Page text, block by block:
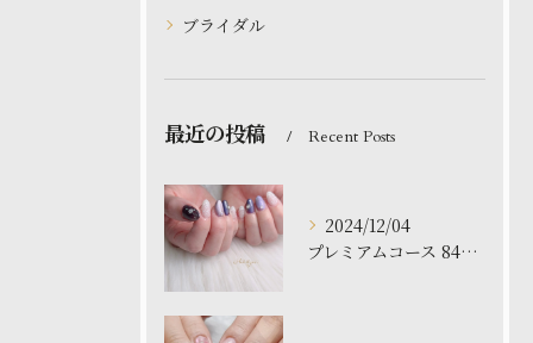
ブライダル
最近の投稿 Recent Posts
2024/12/04
プレミアムコース 8480円